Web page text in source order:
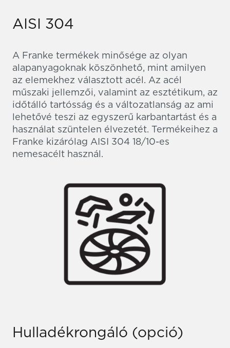
AISI 304
A Franke termékek minősége az olyan
alapanyagoknak köszönhető, mint amilyen
az elemekhez választott acél. Az acél
műszaki jellemzői, valamint az esztétikum, az
időtálló tartósság és a változatlanság az ami
lehetővé teszi az egyszerű karbantartást és a
használat szüntelen élvezetét. Termékeihez a
Franke kizárólag AISI 304 18/10-es
nemesacélt használ.
Hulladékrongáló (opció)